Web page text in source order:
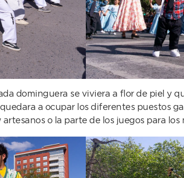
dominguera se viviera a flor de piel y
a ocupar los diferentes puestos
o la parte de los juegos para los